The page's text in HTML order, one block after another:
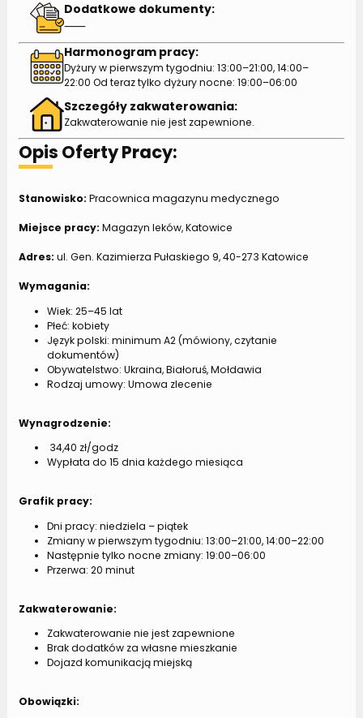
Dodatkowe dokumenty:
⸺
Harmonogram pracy:
Dyżury w pierwszym tygodniu: 13:00–21:00, 14:00–
22:00 Od teraz tylko dyżury nocne: 19:00–06:00
Szczegóły zakwaterowania:
Zakwaterowanie nie jest zapewnione.
Opis Oferty Pracy:
Stanowisko: Pracownica magazynu medycznego
Miejsce pracy: Magazyn leków, Katowice
Adres: ul. Gen. Kazimierza Pułaskiego 9, 40-273 Katowice
Wymagania:
Wiek: 25–45 lat
Płeć: kobiety
Język polski: minimum A2 (mówiony, czytanie
dokumentów)
Obywatelstwo: Ukraina, Białoruś, Mołdawia
Rodzaj umowy: Umowa zlecenie
Wynagrodzenie:
34,40 zł/godz
Wypłata do 15 dnia każdego miesiąca
Grafik pracy:
Dni pracy: niedziela – piątek
Zmiany w pierwszym tygodniu: 13:00–21:00, 14:00–22:00
Następnie tylko nocne zmiany: 19:00–06:00
Przerwa: 20 minut
Zakwaterowanie:
Zakwaterowanie nie jest zapewnione
Brak dodatków za własne mieszkanie
Dojazd komunikacją miejską
Obowiązki: